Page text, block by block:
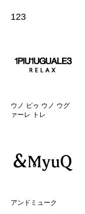
123
ウノ ピゥ ウノ ウグ
ァーレ トレ
アンドミューク